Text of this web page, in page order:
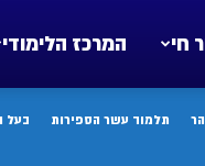
המרכז הלימודי חי
תלמוד עשר הספירות בעל